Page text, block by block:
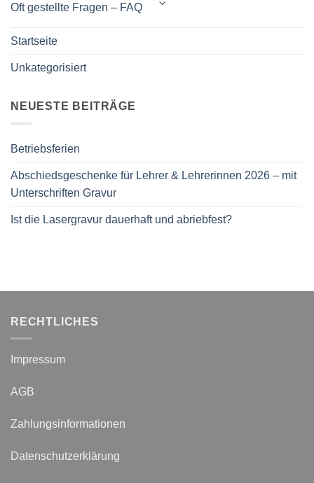
Oft gestellte Fragen – FAQ
Startseite
Unkategorisiert
NEUESTE BEITRÄGE
Betriebsferien
Abschiedsgeschenke für Lehrer & Lehrerinnen 2026 – mit
Unterschriften Gravur
Ist die Lasergravur dauerhaft und abriebfest?
RECHTLICHES
Impressum
AGB
Zahlungsinformationen
Datenschutzerklärung